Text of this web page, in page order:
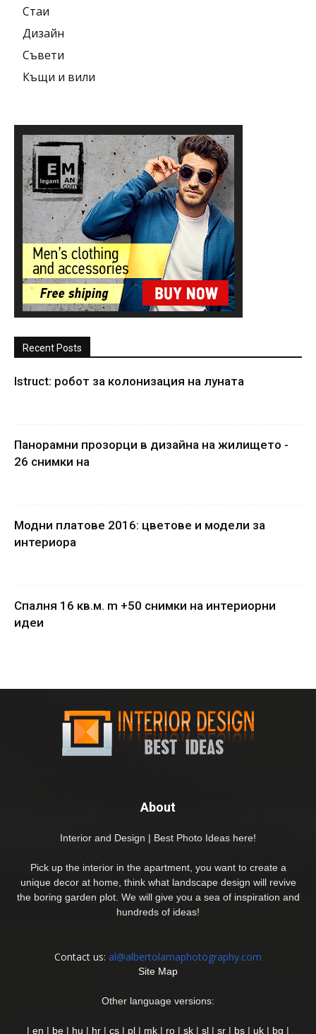
Стаи
Дизайн
Съвети
Къщи и вили
Recent Posts
Istruct: робот за колонизация на луната
Панорамни прозорци в дизайна на жилището -
26 снимки на
Модни платове 2016: цветове и модели за
интериора
Спалня 16 кв.м. m +50 снимки на интериорни
идеи
About
Interior and Design | Best Photo Ideas here!
Pick up the interior in the apartment, you want to create a
unique decor at home, think what landscape design will revive
the boring garden plot. We will give you a sea of inspiration and
hundreds of ideas!
Contact us: al@albertolamaphotography.com
Site Map
Other language versions:
| en | be | hu | hr | cs | pl | mk | ro | sk | sl | sr | bs | uk | bg |